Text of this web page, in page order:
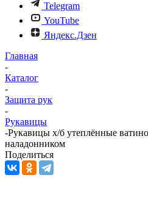
Telegram
YouTube
Яндекс.Дзен
Главная
-
Каталог
-
Защита рук
-
Рукавицы
-Рукавицы х/б утеплённые
наладонником
Поделиться